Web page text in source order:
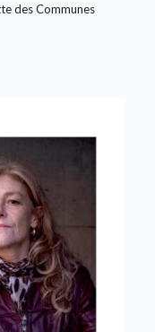
des Communes